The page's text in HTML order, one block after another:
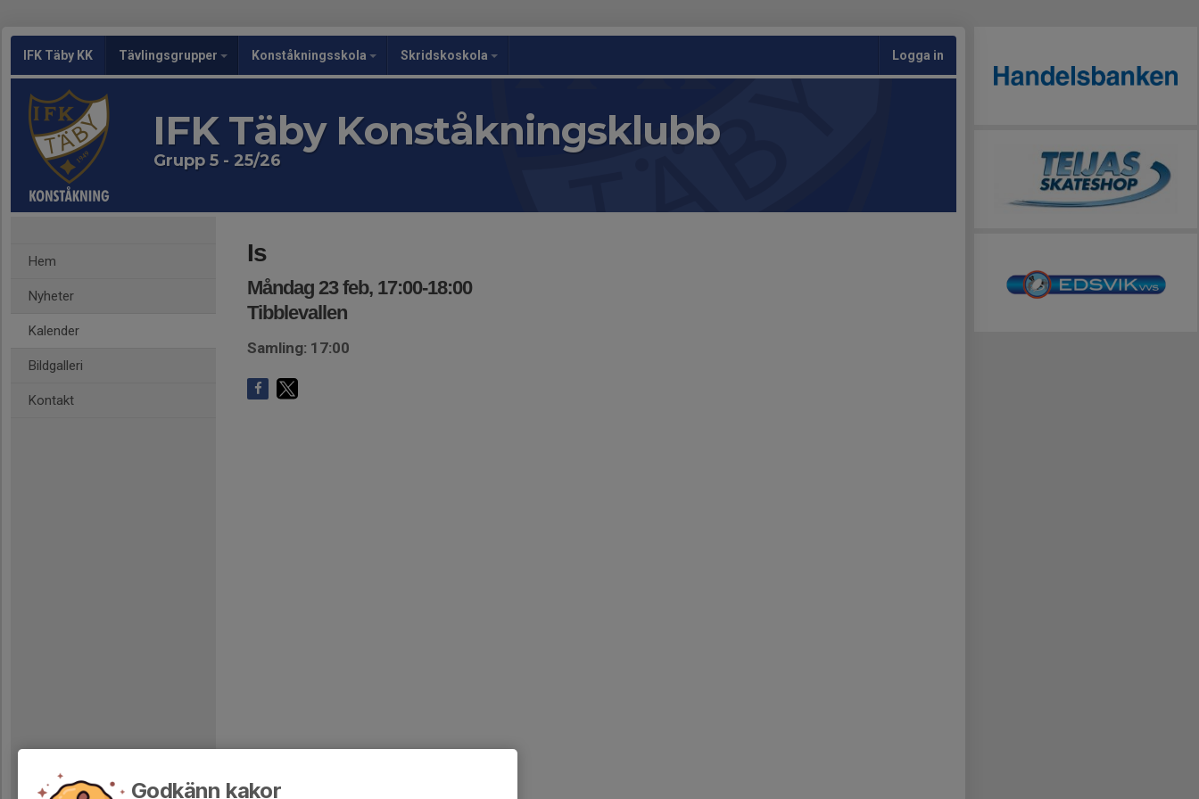
IFK Täby KK Tävlingsgrupper Konståkningsskola Skridskoskola Logga in
IFK Täby Konståkningsklubb
Grupp 5 - 25/26
Hem
Nyheter
Kalender
Bildgalleri
Kontakt
Is
Måndag 23 feb, 17:00-18:00
Tibblevallen
Samling: 17:00
Godkänn kakor